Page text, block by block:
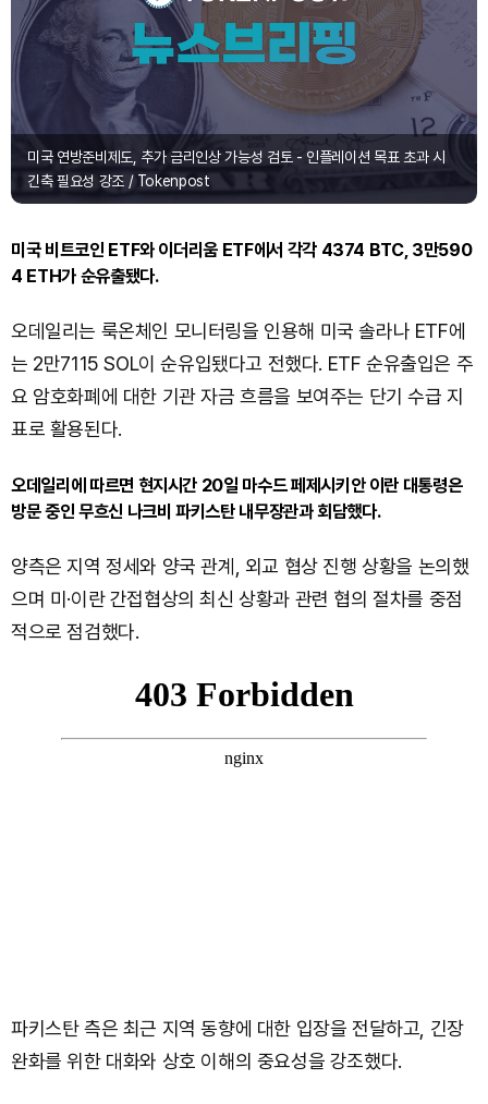
미국 연방준비제도, 추가 금리인상 가능성 검토 - 인플레이션 목표 초과 시
긴축 필요성 강조 / Tokenpost
미국 비트코인 ETF와 이더리움 ETF에서 각각 4374 BTC, 3만590
4 ETH가 순유출됐다.
오데일리는 룩온체인 모니터링을 인용해 미국 솔라나 ETF에
는 2만7115 SOL이 순유입됐다고 전했다. ETF 순유출입은 주
요 암호화폐에 대한 기관 자금 흐름을 보여주는 단기 수급 지
표로 활용된다.
오데일리에 따르면 현지시간 20일 마수드 페제시키안 이란 대통령은
방문 중인 무흐신 나크비 파키스탄 내무장관과 회담했다.
양측은 지역 정세와 양국 관계, 외교 협상 진행 상황을 논의했
으며 미·이란 간접협상의 최신 상황과 관련 협의 절차를 중점
적으로 점검했다.
파키스탄 측은 최근 지역 동향에 대한 입장을 전달하고, 긴장
완화를 위한 대화와 상호 이해의 중요성을 강조했다.